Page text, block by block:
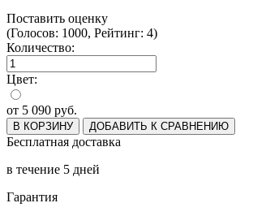
Поставить оценку
(Голосов: 1000, Рейтинг: 4)
Количество:
Цвет:
от 5 090 руб.
В КОРЗИНУ ДОБАВИТЬ К СРАВНЕНИЮ
Бесплатная доставка
в течение 5 дней
Гарантия